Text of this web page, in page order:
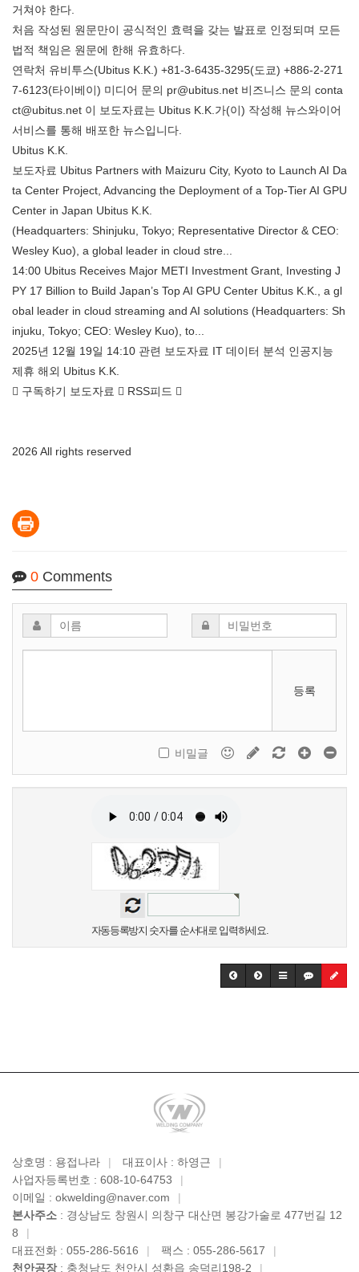
거쳐야 한다.
처음 작성된 원문만이 공식적인 효력을 갖는 발표로 인정되며 모든
법적 책임은 원문에 한해 유효하다.
연락처 유비투스(Ubitus K.K.) +81-3-6435-3295(도쿄) +886-2-271
7-6123(타이베이) 미디어 문의 pr@ubitus.net 비즈니스 문의 conta
ct@ubitus.net 이 보도자료는 Ubitus K.K.가(이) 작성해 뉴스와이어
서비스를 통해 배포한 뉴스입니다.
Ubitus K.K.
보도자료 Ubitus Partners with Maizuru City, Kyoto to Launch AI Da
ta Center Project, Advancing the Deployment of a Top-Tier AI GPU
Center in Japan Ubitus K.K.
(Headquarters: Shinjuku, Tokyo; Representative Director & CEO:
Wesley Kuo), a global leader in cloud stre...
14:00 Ubitus Receives Major METI Investment Grant, Investing J
PY 17 Billion to Build Japan’s Top AI GPU Center Ubitus K.K., a gl
obal leader in cloud streaming and AI solutions (Headquarters: Sh
injuku, Tokyo; CEO: Wesley Kuo), to...
2025년 12월 19일 14:10 관련 보도자료 IT 데이터 분석 인공지능
제휴 해외 Ubitus K.K.
 구독하기 보도자료  RSS피드 
2026 All rights reserved
0 Comments
등록
비밀글
자동등록방지 숫자를 순서대로 입력하세요.
상호명 : 용접나라 | 대표이사 : 하영근
|
사업자등록번호 : 608-10-64753
|
이메일 : okwelding@naver.com
|
본사주소 : 경상남도 창원시 의창구 대산면 봉강가술로 477번길 12
8
|
대표전화 : 055-286-5616
| 팩스 : 055-286-5617
|
천안공장: 충청남도 천안시 성환읍 송덕리198-2 |